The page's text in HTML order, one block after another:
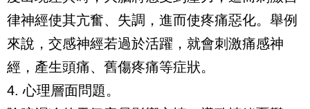
律神經使其亢奮、失調，進而使疼痛惡化。舉例
來說，交感神經若過於活躍，就會刺激痛感神
經，產生頭痛、舊傷疼痛等症狀。
4. 心理層面問題。